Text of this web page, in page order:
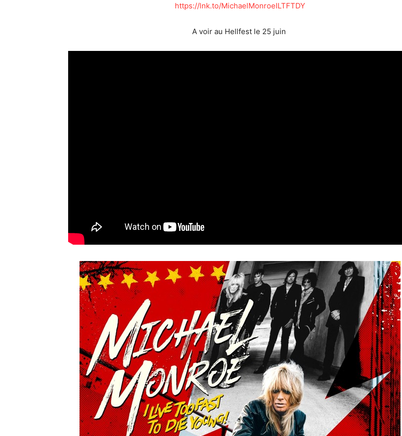
https://lnk.to/MichaelMonroeILTFTDY
A voir au Hellfest le 25 juin